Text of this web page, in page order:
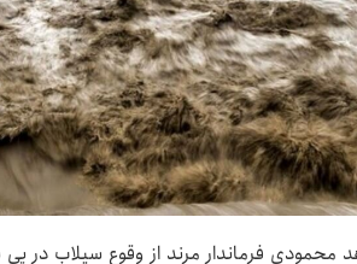
محمودی فرماندار مرند از وقوع سیلاب در